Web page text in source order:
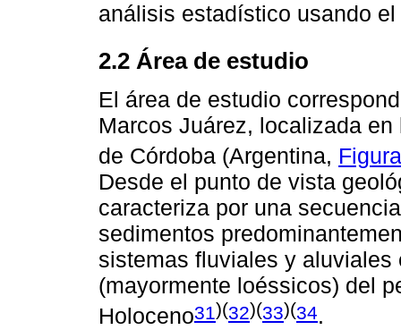
análisis estadístico usando
2.2 Área de estudio
El área de estudio
Marcos Juárez, localizada
de Córdoba (Argentina,
Desde el punto de vista
caracteriza por una
sedimentos
sistemas fluviales y
(mayormente loéssicos) del
Holoceno31)(32)(33)(34.